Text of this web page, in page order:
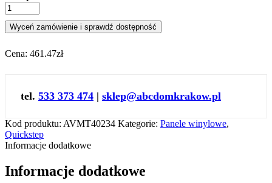
Wyceń zamówienie i sprawdź dostępność
Cena: 461.47zł
tel. 533 373 474 | sklep@abcdomkrakow.pl
Kod produktu: AVMT40234 Kategorie: Panele winylowe,
Quickstep
Informacje dodatkowe
Informacje dodatkowe